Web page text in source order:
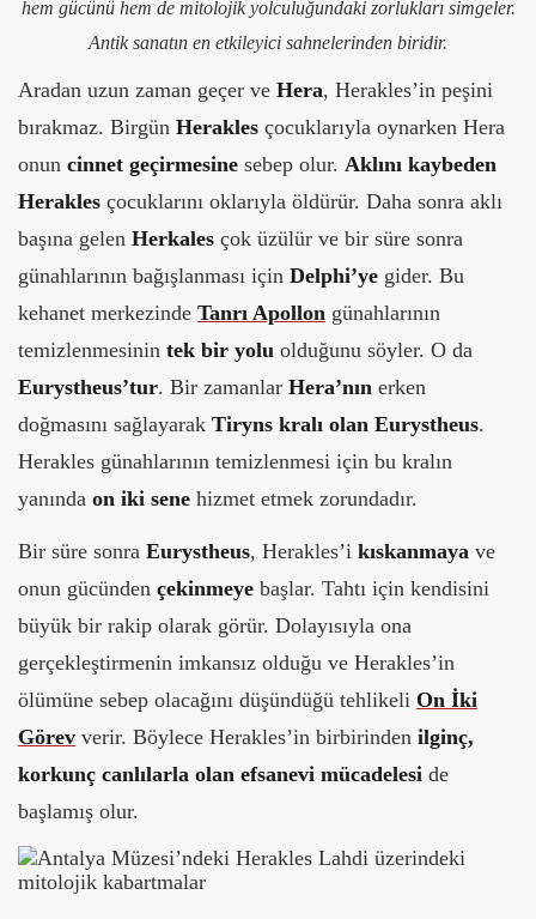
hem gücünü hem de mitolojik yolculuğundaki zorlukları simgeler.
Antik sanatın en etkileyici sahnelerinden biridir.
Aradan uzun zaman geçer ve Hera, Herakles’in peşini
bırakmaz. Birgün Herakles çocuklarıyla oynarken Hera
onun cinnet geçirmesine sebep olur. Aklını kaybeden
Herakles çocuklarını oklarıyla öldürür. Daha sonra aklı
başına gelen Herkales çok üzülür ve bir süre sonra
günahlarının bağışlanması için Delphi’ye gider. Bu
kehanet merkezinde Tanrı Apollon günahlarının
temizlenmesinin tek bir yolu olduğunu söyler. O da
Eurystheus’tur. Bir zamanlar Hera’nın erken
doğmasını sağlayarak Tiryns kralı olan Eurystheus.
Herakles günahlarının temizlenmesi için bu kralın
yanında on iki sene hizmet etmek zorundadır.
Bir süre sonra Eurystheus, Herakles’i kıskanmaya ve
onun gücünden çekinmeye başlar. Tahtı için kendisini
büyük bir rakip olarak görür. Dolayısıyla ona
gerçekleştirmenin imkansız olduğu ve Herakles’in
ölümüne sebep olacağını düşündüğü tehlikeli On İki
Görev verir. Böylece Herakles’in birbirinden ilginç,
korkunç canlılarla olan efsanevi mücadelesi de
başlamış olur.